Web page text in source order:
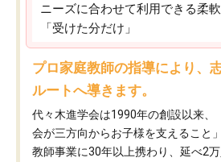
ニーズに合わせて利用できる柔
「受けた分だけ」
プロ家庭教師の指導により、
ルートへ導きます。
代々木進学会は1990年の創設以来、
会が三方向からお子様を支えること
教師事業に30年以上携わり、延べ2